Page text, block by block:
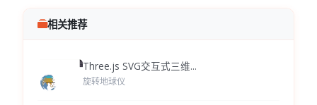
相关推荐
Three.js SVG交互式三维...
旋转地球仪